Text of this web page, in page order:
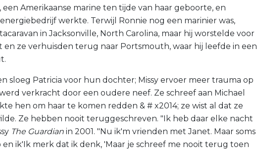
een Amerikaanse marine ten tijde van haar geboorte, en
werkte. Terwijl Ronnie nog een marinier was,
in Jacksonville, North Carolina, maar hij worstelde voor
en ze verhuisden terug naar Portsmouth, waar hij leefde in een
sloeg Patricia voor hun dochter; Missy ervoer meer trauma op
verkracht door een oudere neef. Ze schreef aan Michael
hen om haar te komen redden & # x2014; ze wist al dat ze
Ze hebben nooit teruggeschreven. "Ik heb daar elke nacht
The Guardian in 2001. "Nu ik'm vrienden met Janet. Maar soms
ik'Ik merk dat ik denk, 'Maar je schreef me nooit terug toen